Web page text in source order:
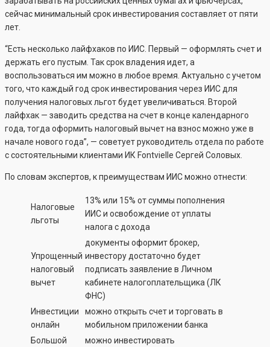
сейчас минимальный срок инвестирования составляет от пяти
лет.
“Есть несколько лайфхаков по ИИС. Первый — оформлять счет и
держать его пустым. Так срок владения идет, а
воспользоваться им можно в любое время. Актуально с учетом
того, что каждый год срок инвестирования через ИИС для
получения налоговых льгот будет увеличиваться. Второй
лайфхак — заводить средства на счет в конце календарного
года, тогда оформить налоговый вычет на взнос можно уже в
начале нового года”, — советует руководитель отдела по работе
с состоятельными клиентами ИК Fontvielle Сергей Соловых.
По словам экспертов, к преимуществам ИИС можно отнести:
Налоговые
льготы
13% или 15% от суммы пополнения
ИИС и освобождение от уплаты
налога с дохода
Упрощенный
налоговый
вычет
документы оформит брокер,
инвестору достаточно будет
подписать заявление в Личном
кабинете налогоплательщика (ЛК
ФНС)
Инвестиции
онлайн
можно открыть счет и торговать в
мобильном приложении банка
Большой
можно инвестировать